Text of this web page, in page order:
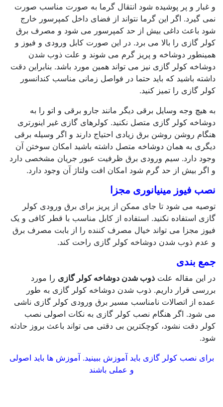
و غبار و پر پوشیده شود انتقال گرما به صورت مناسب صورت
نمی گیرد. اگر این گرما نتواند از فضای داخل کمپرسور خارج
شود باعث داغی بیش از حد کمپرسور می شود و مصرف برق
کولر گازی را بالا می برد. در این صورت کابل ورودی و فیوز و
همینطور دوشاخه و پریز گرم می شوند و علت ذوب شدن
دوشاخه کولر گازی نیز می تواند همین مورد باشد. بنابراین دقت
داشته باشید که باید حتما در فواصل زمانی مناسب کندانسور
کولر گازی را تمیز کنید.
به هیچ وجه وسایل برقی دیگر مانند جارو برقی و اتو را به
دوشاخه کولر گازی متصل نکنید. کولرهای گازی غیر اینورتری
هنگام روشن روشن برق زیادی احتیاج دارند و اگر وسیله برقی
دیگری به همان دوشاخه متصل داشته باشید امکان سوختن آن
وجود دارد. سیم ورودی برق ظرفیت عبور جریان مشخصی دارد
و اگر بیش از حد گرم شود امکان افت ولتاژ آن وجود دارد.
نصب فیوز مینیانوری مجزا
توصیه می شود تا جای ممکن از پریز برای برق ورودی کولر
گازی استفاده نکنید. استفاده از کابل مناسب با قطر کافی و یک
فیوز مجزا می تواند خیال مصرف کننده را از بابت مصرف برق
و عدم ذوب شدن دوشاخه کولر گازی راحت کند.
جمع بندی
در این مقاله علت ذوب شدن دوشاخه کولر گازی را مورد
بررسی قرار داریم. ذوب شدن دوشاخه کولر گازی به طور
عمده از اتصالات نامناسب مسیر برق ورودی کولر گازی ناشی
می شود. اگر هنگام نصب کولر گازی به نکات اصولی نصب
کولر دقت نشود، کوچکترین بی دقتی می تواند باعث بروز حادثه
شود.
برای نصب کولر گازی باید آموزش ببینید. آموزش ها باید اصولی
و عملی باشند